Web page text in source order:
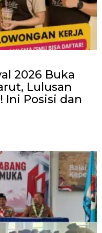
2026 Buka
Lulusan
Ini Posisi dan